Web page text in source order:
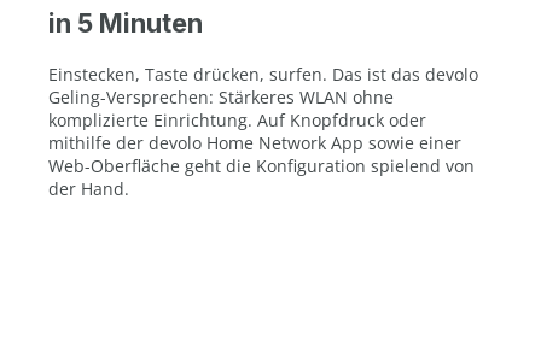
in 5 Minuten
Einstecken, Taste drücken, surfen. Das ist das devolo
Geling-Versprechen: Stärkeres WLAN ohne
komplizierte Einrichtung. Auf Knopfdruck oder
mithilfe der devolo Home Network App sowie einer
Web-Oberfläche geht die Konfiguration spielend von
der Hand.